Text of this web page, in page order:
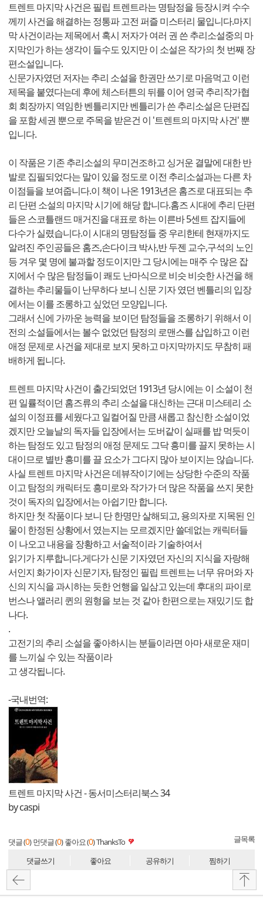
트렌트 마지막 사건은 필립 트렌트라는 명탐정을 등장시켜 수수
께끼 사건을 해결하는 정통파 고전 퍼즐 미스터리 물입니다.마지
막 사건이라는 제목에서 혹시 저자가 여러 권 쓴 추리소설중의 마
지막인가 하는 생각이 들수도 있지만 이 소설은 작가의 첫 번째 장
편소설입니다.
신문가자였던 저자는 추리 소설을 한권만 쓰기로 마음먹고 이런
제목을 붙였다는데 후에 체스터튼의 뒤를 이어 영국 추리작가협
회 회장까지 역임한 벤틀리지만 벤틀리가 쓴 추리소설은 단편집
을 포함 세권 뿐으로 주목을 받은건 이 '트렌트의 마지막 사건' 뿐
입니다.
이 작품은 기존 추리소설의 무미건조하고 싱거운 결말에 대한 반
발로 집필되었다는 말이 있을 정도로 이전 추리소설과는 다른 차
이점들을 보여줍니다.이 책이 나온 1913년은 홈즈로 대표되는 추
리 단편 소설의 마지막 시기에 해당 합니다.홈즈 시대에 추리 단편
들은 스코틀랜드 매거진을 대표로 하는 이른바 5센트 잡지들에
다수가 실렸습니다.이 시대의 명탐정들 중 우리한테 현재까지도
알려진 주인공들은 홈즈,손다이크 박사,반 두젠 교수,구석의 노인
등 겨우 몇 명에 불과할 정도이지만 그 당시에는 매주 수 많은 잡
지에서 수 많은 탐정들이 쾌도 난마식으로 비슷 비슷한 사건을 해
결하는 추리물들이 난무하다 보니 신문 기자 였던 벤틀리의 입장
에서는 이를 조롱하고 싶었던 모양입니다.
그래서 신에 가까운 능력을 보이던 탐정들을 조롱하기 위해서 이
전의 소설들에서는 볼수 없었던 탐정의 로맨스를 삽입하고 이런
애정 문제로 사건을 제대로 보지 못하고 마지막까지도 무참히 패
배하게 됩니다.
트렌트 마지막 사건이 출간되었던 1913년 당시에는 이 소설이 천
편 일률적이던 홈즈류의 추리 소설을 대신하는 근대 미스테리 소
설의 이정표를 세웠다고 일컬어질 만큼 새롭고 참신한 소설이었
겠지만 오늘날의 독자들 입장에서는 도버같이 실패를 밥 먹듯이
하는 탐정도 있고 탐정의 애정 문제도 그닥 흥미를 끌지 못하는 시
대이므로 별반 흥미를 끌 요소가 그다지 많아 보이지는 않습니다.
사실 트렌트 마지막 사건은 데뷰작이기에는 상당한 수준의 작품
이고 탐정의 캐릭터도 흥미로와 작가가 더 많은 작품을 쓰지 못한
것이 독자의 입장에서는 아쉽기만 합니다.
하지만 첫 작품이다 보니 단 한명만 살해되고, 용의자로 지목된 인
물이 한정된 상황에서 였는지는 모르겠지만 쓸데없는 캐릭터들
이 나오고 내용을 장황하고 서술적이라 기술하여서
읽기가 지루합니다.게다가 신문 기자였던 자신의 지식을 자랑해
서인지 화가이자 신문기자, 탐정인 필립 트렌트는 너무 유머와 자
신의 지식을 과시하는 듯한 언행을 일삼고 있는데 후대의 파이로
번스나 앨러리 퀸의 원형을 보는 것 같아 한편으로는 재밌기도 합
나다.
.
고전기의 추리 소설을 좋아하시는 분들이라면 아마 새로운 재미
를 느끼실 수 있는 작품이라
고 생각됩니다.
-국내번역:
트렌트 마지막 사건 - 동서미스터리북스 34
by caspi
댓글 (0) 먼댓글 (0) 좋아요 (0)ThanksTo 글목록
댓글쓰기 좋아요 공유하기 찜하기